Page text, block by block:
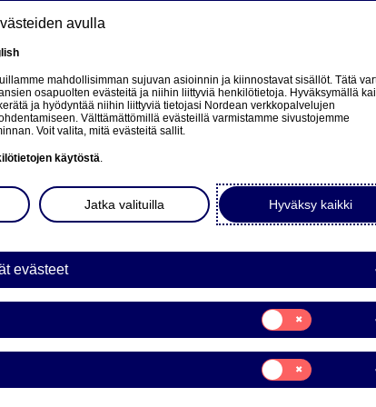
meistä Sijoittajat Uutiset & analyysit
page.
Oyj:
avulla
mahdollisimman sujuvan asioinnin ja kiinnostavat sisällöt. Tätä
osapuolten evästeitä ja niihin liittyviä henkilötietoja. Hyväksymällä
ja hyödyntää niihin liittyviä tietojasi Nordean verkkopalvelujen
Välttämättömillä evästeillä varmistamme sivustojemme
Voit valita, mitä evästeitä sallit.
käytöstä.
Hyväksy kaikki
Jatka valituilla
evästeet
Suostumusvalinta:
Tilastointi
Suostumusvalinta:
Markkinointi